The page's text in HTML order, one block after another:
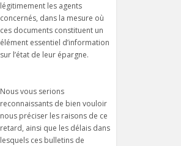
légitimement les agents
concernés, dans la mesure où
ces documents constituent un
élément essentiel d’information
sur l’état de leur épargne.
Nous vous serions
reconnaissants de bien vouloir
nous préciser les raisons de ce
retard, ainsi que les délais dans
lesquels ces bulletins de